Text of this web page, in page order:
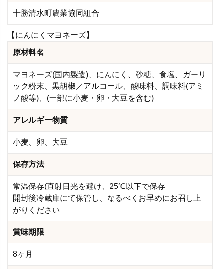
十勝清水町農業協同組合
【にんにくマヨネーズ】
原材料名
マヨネーズ(国内製造)、にんにく、砂糖、食塩、ガーリ
ック粉末、黒胡椒／アルコール、酸味料、調味料(アミ
ノ酸等)、(一部に小麦・卵・大豆を含む)
アレルギー物質
小麦、卵、大豆
保存方法
常温保存(直射日光を避け、25℃以下で保存
開封後冷蔵庫にて保管し、なるべくお早めにお召し上
がりください
賞味期限
8ヶ月